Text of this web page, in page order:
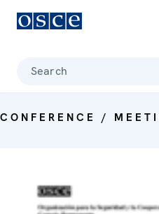
Search
CONFERENCE /